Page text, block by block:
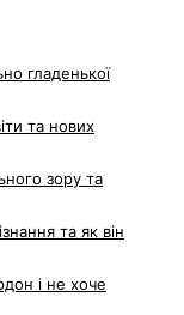
гладенької
та нових
зору та
та як він
і не хоче